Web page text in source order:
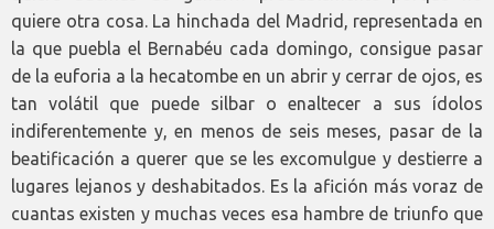
quiere otra cosa. La hinchada del Madrid, representada en
la que puebla el Bernabéu cada domingo, consigue pasar
de la euforia a la hecatombe en un abrir y cerrar de ojos, es
tan volátil que puede silbar o enaltecer a sus ídolos
indiferentemente y, en menos de seis meses, pasar de la
beatificación a querer que se les excomulgue y destierre a
lugares lejanos y deshabitados. Es la afición más voraz de
cuantas existen y muchas veces esa hambre de triunfo que